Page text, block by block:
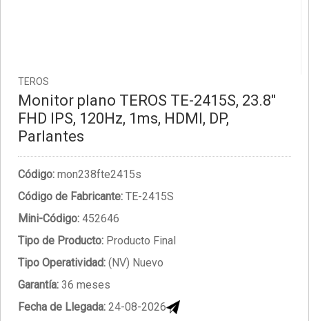
TEROS
Monitor plano TEROS TE-2415S, 23.8"
FHD IPS, 120Hz, 1ms, HDMI, DP,
Parlantes
Código: mon238fte2415s
Código de Fabricante: TE-2415S
Mini-Código: 452646
Tipo de Producto: Producto Final
Tipo Operatividad: (NV) Nuevo
Garantía: 36 meses
Fecha de Llegada: 24-08-2026